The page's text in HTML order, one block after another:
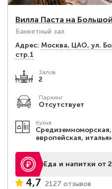
Вилла Паста на
Банкетный зал
Адрес: Москва, ЦАО, ул.
стр.1
Залов
2
Паркинг
Отсутствует
Кухня
Средиземноморская,
европейская,
Еда и напитки от
4,7 2127 отзывов